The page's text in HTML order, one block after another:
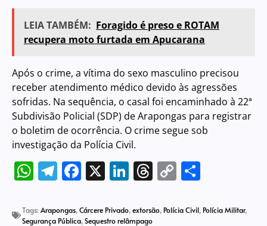
LEIA TAMBÉM: Foragido é preso e ROTAM
recupera moto furtada em Apucarana
Após o crime, a vítima do sexo masculino precisou
receber atendimento médico devido às agressões
sofridas. Na sequência, o casal foi encaminhado à 22ª
Subdivisão Policial (SDP) de Arapongas para registrar
o boletim de ocorrência. O crime segue sob
investigação da Polícia Civil.
WhatsApp
Telegram
Facebook
X LinkedIn
Threads
Copy
Tags: Arapongas,Cárcere Privado,extorsão, Polícia Civil, Polícia Militar,
Segurança Pública,Sequestro relâmpago